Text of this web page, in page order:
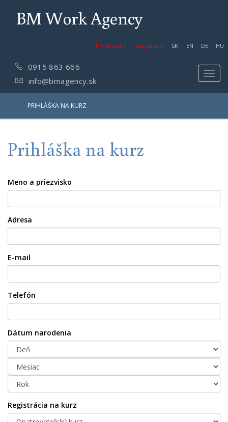
BM Work Agency
Prihlásenie Registrácia SK EN DE HU
0915 863 666
info@bmagency.sk
PRIHLÁŠKA NA KURZ
Prihláška na kurz
Meno a priezvisko
Adresa
E-mail
Telefón
Dátum narodenia
Registrácia na kurz